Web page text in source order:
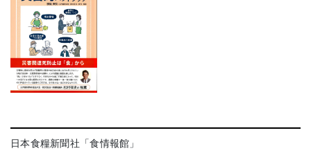
日本食糧新聞社「食情報館」